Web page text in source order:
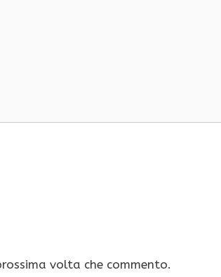
volta che commento.